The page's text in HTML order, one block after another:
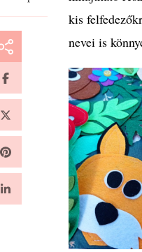
kis
nevei is